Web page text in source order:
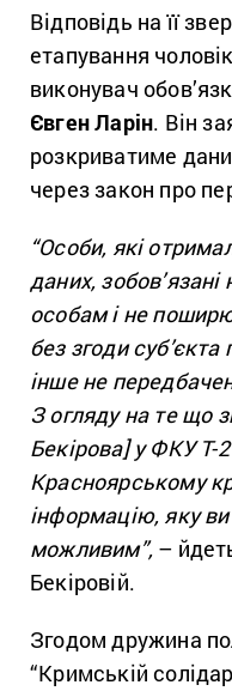
Відповідь на її
етапування
виконувач
Євген Ларін. Він
розкриватиме
через закон про
“Особи, які
даних,
особам і не
без згоди
інше не
З огляду на те що
Бекірова] у ФКУ Т-
Красноярському
інформацію, яку
можливим”, –
Бекіровій.
Згодом дружина
“Кримській